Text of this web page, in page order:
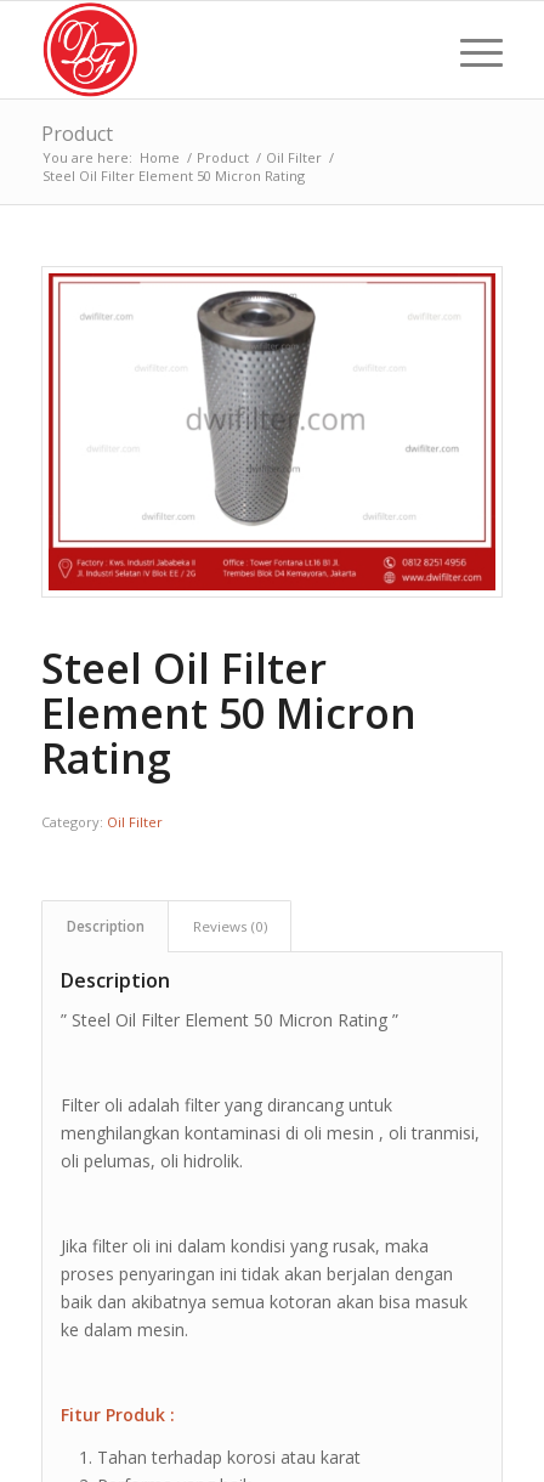
Product
You are here: Home / Product / Oil Filter /
Steel Oil Filter Element 50 Micron Rating
Steel Oil Filter
Element 50 Micron
Rating
Category: Oil Filter
Description Reviews (0)
Description
” Steel Oil Filter Element 50 Micron Rating ”
Filter oli adalah filter yang dirancang untuk
menghilangkan kontaminasi di oli mesin , oli tranmisi,
oli pelumas, oli hidrolik.
Jika filter oli ini dalam kondisi yang rusak, maka
proses penyaringan ini tidak akan berjalan dengan
baik dan akibatnya semua kotoran akan bisa masuk
ke dalam mesin.
Fitur Produk :
Tahan terhadap korosi atau karat